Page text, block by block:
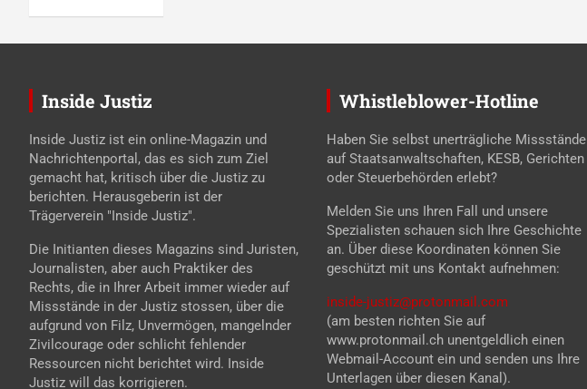
Inside Justiz
Inside Justiz ist ein online-Magazin und
Nachrichtenportal, das es sich zum Ziel
gemacht hat, kritisch über die Justiz zu
berichten. Herausgeberin ist der
Trägerverein "Inside Justiz".
Die Initianten dieses Magazins sind Juristen,
Journalisten, aber auch Praktiker des
Rechts, die in Ihrer Arbeit immer wieder auf
Missstände in der Justiz stossen, über die
aufgrund von Filz, Unvermögen, mangelnder
Zivilcourage oder schlicht fehlender
Ressourcen nicht berichtet wird. Inside
Justiz will das korrigieren.
Whistleblower-Hotline
Haben Sie selbst unerträgliche Missstände
auf Staatsanwaltschaften, KESB, Gerichten
oder Steuerbehörden erlebt?
Melden Sie uns Ihren Fall und unsere
Spezialisten schauen sich Ihre Geschichte
an. Über diese Koordinaten können Sie
geschützt mit uns Kontakt aufnehmen:
inside-justiz@protonmail.com
(am besten richten Sie auf
www.protonmail.ch unentgeldlich einen
Webmail-Account ein und senden uns Ihre
Unterlagen über diesen Kanal).